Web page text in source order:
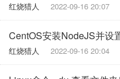
红烧猎人 2022-09-16 20:07
红烧猎人 2022-09-16 20:04